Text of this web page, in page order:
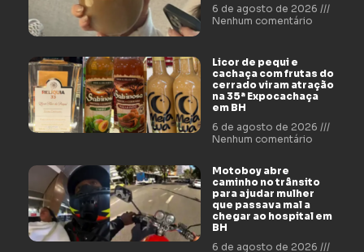
6 de agosto de 2026
Nenhum comentário
Licor de pequi e
cachaça com frutas do
cerrado viram atração
na 35ª Expocachaça
em BH
6 de agosto de 2026
Nenhum comentário
Motoboy abre
caminho no trânsito
para ajudar mulher
que passava mal a
chegar ao hospital em
BH
6 de agosto de 2026